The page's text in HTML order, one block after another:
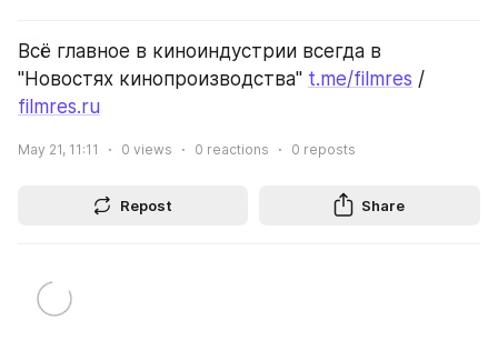
Всё главное в киноиндустрии всегда в
"Новостях кинопроизводства" t.me/filmres
filmres.ru
May 21, 11:11 0 views 0 reactions 0 reposts
Repost Share